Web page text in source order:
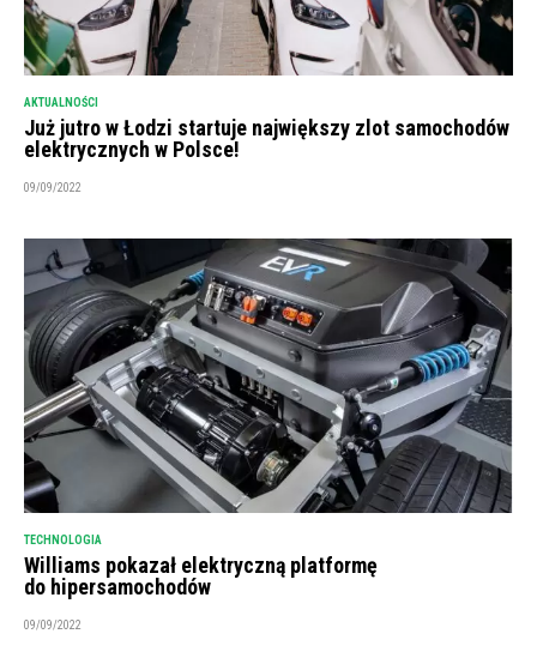
AKTUALNOŚCI
Już jutro w Łodzi startuje największy zlot samochodów
elektrycznych w Polsce!
09/09/2022
TECHNOLOGIA
Williams pokazał elektryczną platformę
do hipersamochodów
09/09/2022